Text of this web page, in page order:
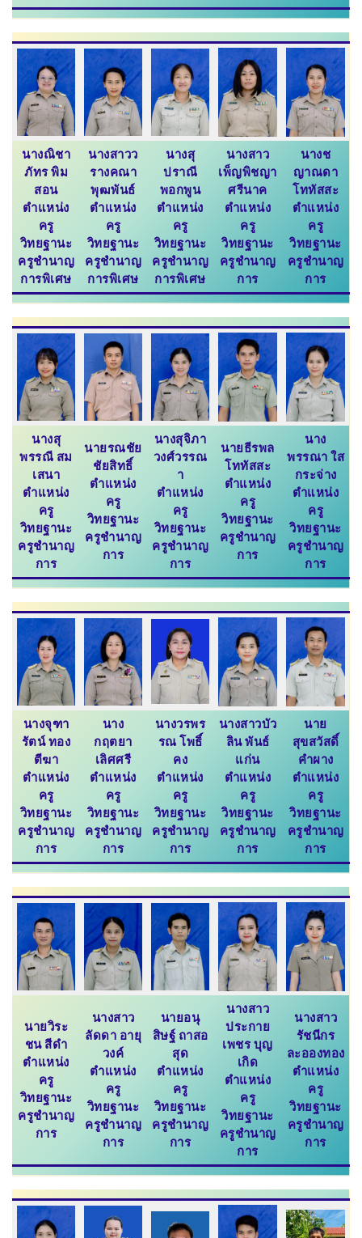
นางณิชา
ภัทร พิม
สอน
ตำแหน่ง
ครู
วิทยฐานะ
ครูชำนาญ
การพิเศษ
นางสาวว
รางคณา
พุฒพันธ์
ตำแหน่ง
ครู
วิทยฐานะ
ครูชำนาญ
การพิเศษ
นางสุ
ปราณี
พอกพูน
ตำแหน่ง
ครู
วิทยฐานะ
ครูชำนาญ
การพิเศษ
นางสาว
เพ็ญพิชญา
ศรีนาค
ตำแหน่ง
ครู
วิทยฐานะ
ครูชำนาญ
การ
นางช
ญาณดา
โททัสสะ
ตำแหน่ง
ครู
วิทยฐานะ
ครูชำนาญ
การ
นางสุ
พรรณี สม
เสนา
ตำแหน่ง
ครู
วิทยฐานะ
ครูชำนาญ
การ
นายรณชัย
ชัยสิทธิ์
ตำแหน่ง
ครู
วิทยฐานะ
ครูชำนาญ
การ
นางสุจิภา
วงศ์วรรณ
า
ตำแหน่ง
ครู
วิทยฐานะ
ครูชำนาญ
การ
นายธีรพล
โททัสสะ
ตำแหน่ง
ครู
วิทยฐานะ
ครูชำนาญ
การ
นาง
พรรณา ใส
กระจ่าง
ตำแหน่ง
ครู
วิทยฐานะ
ครูชำนาญ
การ
นางจุฑา
รัตน์ ทอง
ตีฆา
ตำแหน่ง
ครู
วิทยฐานะ
ครูชำนาญ
การ
นาง
กฤตยา
เลิศศรี
ตำแหน่ง
ครู
วิทยฐานะ
ครูชำนาญ
การ
นางวรพร
รณ โพธิ์
คง
ตำแหน่ง
ครู
วิทยฐานะ
ครูชำนาญ
การ
นางสาวบัว
ลิน พันธ์
แก่น
ตำแหน่ง
ครู
วิทยฐานะ
ครูชำนาญ
การ
นาย
สุขสวัสดิ์
คำผาง
ตำแหน่ง
ครู
วิทยฐานะ
ครูชำนาญ
การ
นายวิระ
ชน สีดำ
ตำแหน่ง
ครู
วิทยฐานะ
ครูชำนาญ
การ
นางสาว
ลัดดา อายุ
วงค์
ตำแหน่ง
ครู
วิทยฐานะ
ครูชำนาญ
การ
นายอนุ
สิษฐ์ ถาสอ
สุด
ตำแหน่ง
ครู
วิทยฐานะ
ครูชำนาญ
การ
นางสาว
ประกาย
เพชร บุญ
เกิด
ตำแหน่ง
ครู
วิทยฐานะ
ครูชำนาญ
การ
นางสาว
รัชนีกร
ละอองทอง
ตำแหน่ง
ครู
วิทยฐานะ
ครูชำนาญ
การ